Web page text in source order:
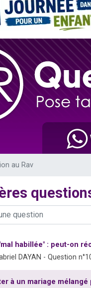
3
Odaya
13
2
30
Il
3
2
2
au Rav
habillée" : peut-on
DAYAN - Question
à un mariage